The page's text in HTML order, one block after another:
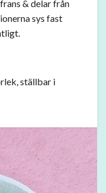
& delar från
sys fast
ställbar i